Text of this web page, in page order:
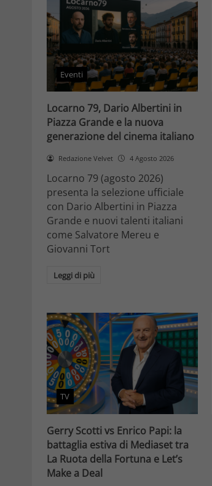
Eventi
Locarno 79, Dario Albertini in
Piazza Grande e la nuova
generazione del cinema italiano
Redazione Velvet 4 Agosto 2026
Locarno 79 (agosto 2026)
presenta la selezione ufficiale
con Dario Albertini in Piazza
Grande e nuovi talenti italiani
come Salvatore Mereu e
Giovanni Tort
Leggi di più
TV
Gerry Scotti vs Enrico Papi: la
battaglia estiva di Mediaset tra
La Ruota della Fortuna e Let’s
Make a Deal